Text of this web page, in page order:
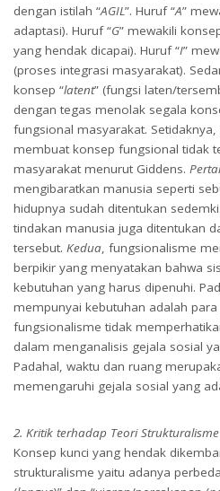
dengan istilah “AGIL”. Huruf “A”
adaptasi). Huruf “G” mewakili
yang hendak dicapai). Huruf “I”
(proses integrasi masyarakat).
konsep “latent” (fungsi laten/
dengan tegas menolak segala
fungsional masyarakat.
membuat konsep fungsional tidak
masyarakat menurut Giddens.
mengibaratkan manusia seperti
hidupnya sudah ditentukan
tindakan manusia juga ditentukan
tersebut. Kedua, fungsionalisme
berpikir yang menyatakan bahwa
kebutuhan yang harus dipenuhi.
mempunyai kebutuhan adalah para
fungsionalisme tidak
dalam menganalisis gejala sosial
Padahal, waktu dan ruang
memengaruhi gejala sosial yang
2. Kritik terhadap Teori Strukturalisme
Konsep kunci yang hendak
strukturalisme yaitu adanya